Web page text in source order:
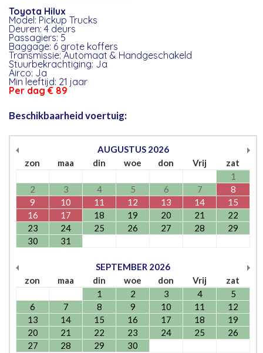
Toyota Hilux
Model: Pickup Trucks
Deuren: 4 deurs
Passagiers: 5
Baggage: 6 grote koffers
Transmissie: Automaat & Handgeschakeld
Stuurbekrachtiging: Ja
Airco: Ja
Min leeftijd: 21 jaar
Per dag € 89
Beschikbaarheid voertuig:
AUGUSTUS 2026
zon
maa din woe don Vrij
zat
1
2
3 4 5 6 7
8
9
10 11 12 13 14
15
16
17 18 19 20 21
22
23
24 25 26 27 28
29
30
31
SEPTEMBER 2026
zon
maa din woe don Vrij
zat
1
2 3 4
5
6
7 8 9 10 11
12
13
14 15 16 17 18
19
20
21 22 23 24 25
26
27
28 29 30